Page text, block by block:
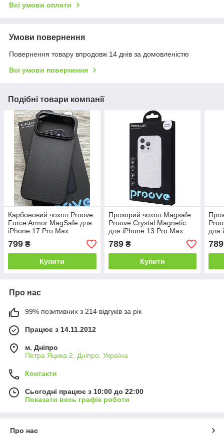
Всі умови оплати
Умови повернення
Повернення товару впродовж 14 днів за домовленістю
Всі умови повернення
Подібні товари компанії
Карбоновий чохол Proove
Force Armor MagSafe для
iPhone 17 Pro Max
799 ₴
Купити
Прозорий чохол Magsafe
Proove Crystal Magnetic
для iPhone 13 Pro Max
789₴
Купити
для
789
Про нас
99% позитивних з 214 відгуків за рік
Працює з 14.11.2012
м. Дніпро
Петра Яцика 2, Дніпро, Україна
Контакти
Сьогодні працює з 10:00 до 22:00
Показати весь графік роботи
Про нас